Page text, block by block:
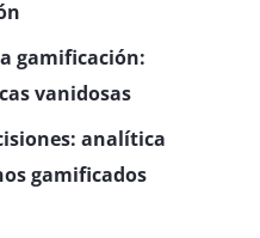
gamificación:
vanidosas
analítica
gamificados